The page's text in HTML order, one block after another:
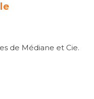
de Médiane et Cie.